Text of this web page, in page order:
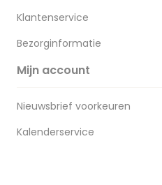
Klantenservice
Bezorginformatie
Mijn account
Nieuwsbrief voorkeuren
Kalenderservice